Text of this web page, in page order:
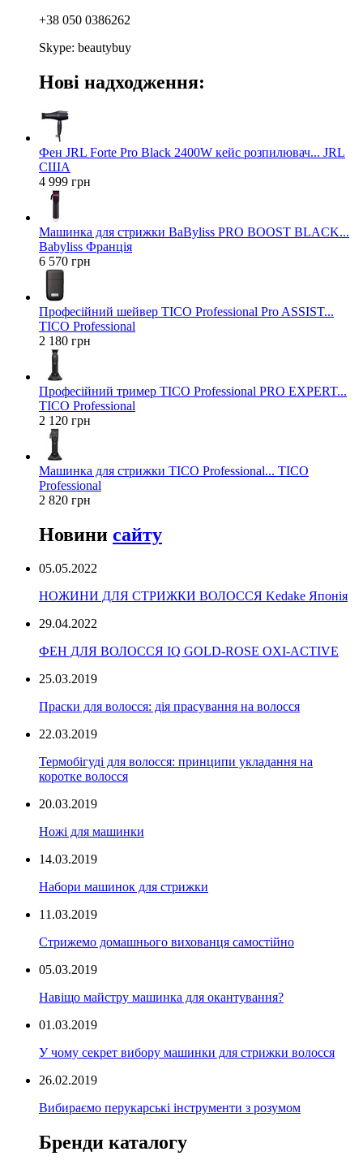
+38 050 0386262
Skype: beautybuy
Нові надходження:
Фен JRL Forte Pro Black 2400W кейс розпилювач... JRL
США
4 999 грн
Машинка для стрижки BaByliss PRO BOOST BLACK...
Babyliss Франція
6 570 грн
Професійний шейвер TICO Professional Pro ASSIST...
TICO Professional
2 180 грн
Професійний тример TICO Professional PRO EXPERT...
TICO Professional
2 120 грн
Машинка для стрижки TICO Professional... TICO
Professional
2 820 грн
Новини сайту
05.05.2022
НОЖИНИ ДЛЯ СТРИЖКИ ВОЛОССЯ Kedake Японія
29.04.2022
ФЕН ДЛЯ ВОЛОССЯ IQ GOLD-ROSE OXI-ACTIVE
25.03.2019
Праски для волосся: дія прасування на волосся
22.03.2019
Термобігуді для волосся: принципи укладання на
коротке волосся
20.03.2019
Ножі для машинки
14.03.2019
Набори машинок для стрижки
11.03.2019
Стрижемо домашнього вихованця самостійно
05.03.2019
Навіщо майстру машинка для окантування?
01.03.2019
У чому секрет вибору машинки для стрижки волосся
26.02.2019
Вибираємо перукарські інструменти з розумом
Бренди каталогу